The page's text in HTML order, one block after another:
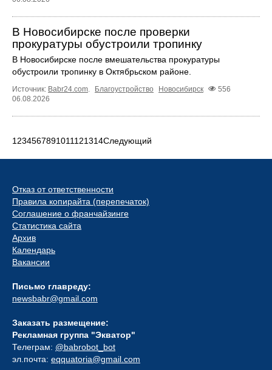
В Новосибирске после проверки
прокуратуры обустроили тропинку
В Новосибирске после вмешательства прокуратуры
обустроили тропинку в Октябрьском районе.
Источник: Babr24.com. Благоустройство Новосибирск
556
06.08.2026
1 234567891011121314Следующий
Отказ от ответственности
Правила копирайта (перепечаток)
Соглашение о франчайзинге
Статистика сайта
Архив
Календарь
Вакансии
Письмо главреду:
newsbabr@gmail.com
Заказать размещение:
Рекламная группа "Экватор"
Телеграм: @babrobot_bot
эл.почта: eqquatoria@gmail.com